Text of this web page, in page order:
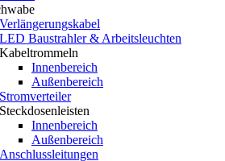
Verlängerungskabel
LED Baustrahler & Arbeitsleuchten
Kabeltrommeln
Innenbereich
Außenbereich
Stromverteiler
Steckdosenleisten
Innenbereich
Außenbereich
Anschlussleitungen